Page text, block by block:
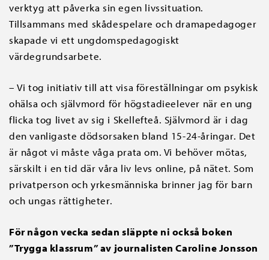
verktyg att påverka sin egen livssituation.
Tillsammans med skådespelare och dramapedagoger
skapade vi ett ungdomspedagogiskt
värdegrundsarbete.
– Vi tog initiativ till att visa föreställningar om psykisk
ohälsa och självmord för högstadieelever när en ung
flicka tog livet av sig i Skellefteå. Självmord är i dag
den vanligaste dödsorsaken bland 15-24-åringar. Det
är något vi måste våga prata om. Vi behöver mötas,
särskilt i en tid där våra liv levs online, på nätet. Som
privatperson och yrkesmänniska brinner jag för barn
och ungas rättigheter.
För någon vecka sedan släppte ni också boken
”Trygga klassrum” av journalisten Caroline Jonsson